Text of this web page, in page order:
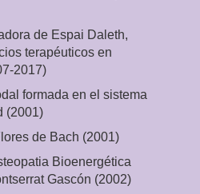
de Espai Daleth,
terapéuticos en
2017)
formada en el sistema
(2001)
de Bach (2001)
Bioenergética
Gascón (2002)